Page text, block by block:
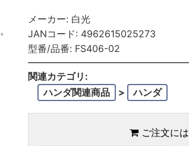
メーカー: 白光
JANコード: 4962615025273
型番/品番: FS406-02
関連カテゴリ:
ハンダ関連商品
> ハンダ
ご注文には